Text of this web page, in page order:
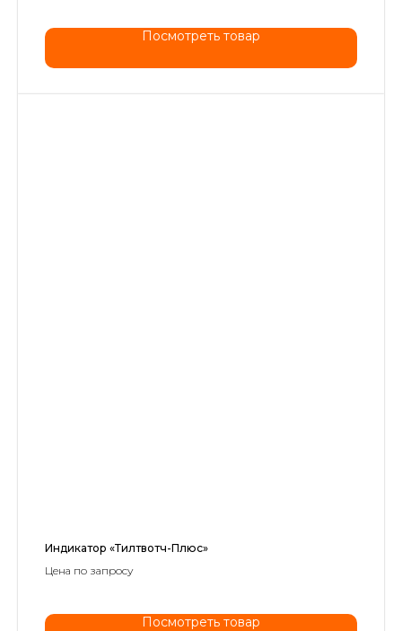
Посмотреть товар
Индикатор «Тилтвотч-Плюс»
Цена по запросу
Посмотреть товар